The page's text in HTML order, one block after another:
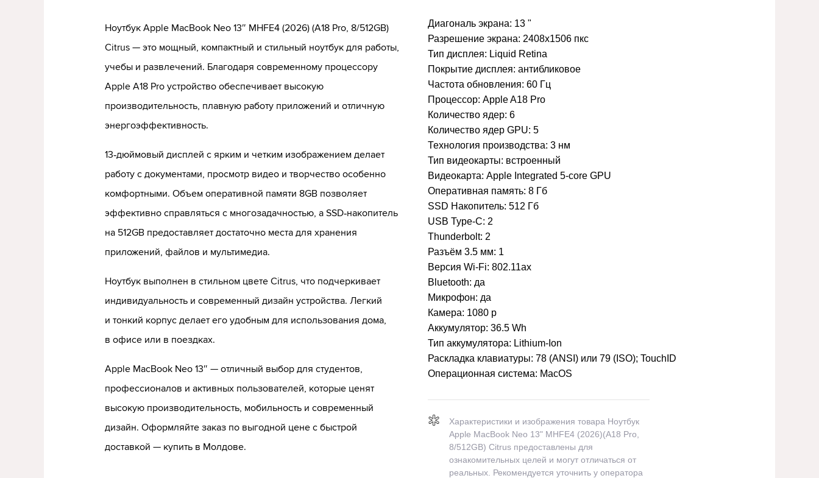
Ноутбук Apple MacBook Neo 13″ MHFE4 (2026) (A18 Pro, 8/512GB)
Citrus — это мощный, компактный и стильный ноутбук для работы,
учебы и развлечений. Благодаря современному процессору
Apple A18 Pro устройство обеспечивает высокую
производительность, плавную работу приложений и отличную
энергоэффективность.
13‑дюймовый дисплей с ярким и четким изображением делает
работу с документами, просмотр видео и творчество особенно
комфортными. Объем оперативной памяти 8GB позволяет
эффективно справляться с многозадачностью, а SSD‑накопитель
на 512GB предоставляет достаточно места для хранения
приложений, файлов и мультимедиа.
Ноутбук выполнен в стильном цвете Citrus, что подчеркивает
индивидуальность и современный дизайн устройства. Легкий
и тонкий корпус делает его удобным для использования дома,
в офисе или в поездках.
Apple MacBook Neo 13″ — отличный выбор для студентов,
профессионалов и активных пользователей, которые ценят
высокую производительность, мобильность и современный
дизайн. Оформляйте заказ по выгодной цене с быстрой
доставкой — купить в Молдове.
Диагональ экрана: 13 "
Разрешение экрана: 2408х1506 пкс
Тип дисплея: Liquid Retina
Покрытие дисплея: антибликовое
Частота обновления: 60 Гц
Процессор: Apple A18 Pro
Количество ядер: 6
Количество ядер GPU: 5
Технология производства: 3 нм
Тип видеокарты: встроенный
Видеокарта: Apple Integrated 5-core GPU
Оперативная память: 8 Гб
SSD Накопитель: 512 Гб
USB Type-C: 2
Thunderbolt: 2
Разъём 3.5 мм: 1
Версия Wi-Fi: 802.11ax
Bluetooth: да
Микрофон: да
Камера: 1080 p
Аккумулятор: 36.5 Wh
Тип аккумулятора: Lithium-Ion
Раскладка клавиатуры: 78 (ANSI) или 79 (ISO); TouchID
Операционная система: MacOS
Характеристики и изображения товара Ноутбук
Apple MacBook Neo 13" MHFE4 (2026)(A18 Pro,
8/512GB) Citrus предоставлены для
ознакомительных целей и могут отличаться от
реальных. Рекомендуется уточнить у оператора